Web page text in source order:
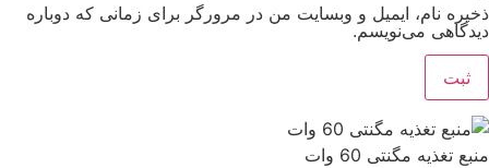
ذخیره نام، ایمیل و وبسایت من در مرورگر برای زمانی که دوباره
دیدگاهی می‌نویسم.
منبع تغذیه مگنتی 60 وات